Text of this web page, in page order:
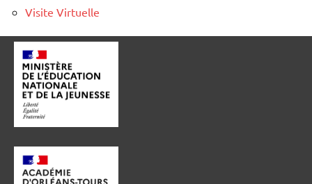
Visite Virtuelle